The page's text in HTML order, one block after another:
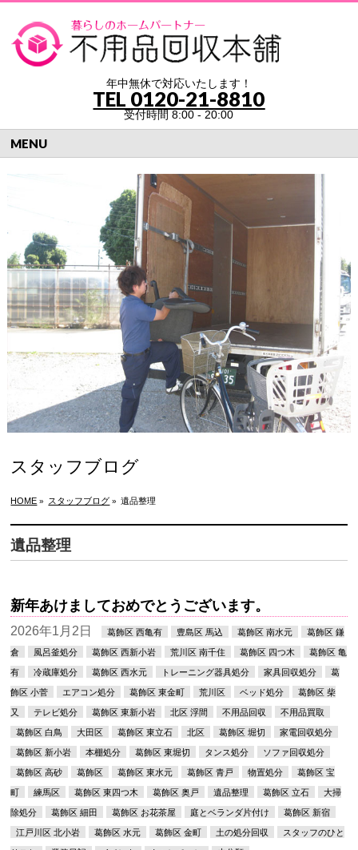
年中無休で対応いたします！
TEL 0120-21-8810
受付時間 8:00 - 20:00
MENU
スタッフブログ
HOME » スタッフブログ » 遺品整理
遺品整理
新年あけましておめでとうございます。
2026年1月2日 葛飾区 西亀有 豊島区 馬込 葛飾区 南水元 葛飾区 鎌
倉 風呂釜処分 葛飾区 西新小岩 荒川区 南千住 葛飾区 四つ木 葛飾区 亀
有 冷蔵庫処分 葛飾区 西水元 トレーニング器具処分 家具回収処分 葛
飾区 小菅 エアコン処分 葛飾区 東金町 荒川区 ベッド処分 葛飾区 柴
又 テレビ処分 葛飾区 東新小岩 北区 浮間 不用品回収 不用品買取
葛飾区 白鳥 大田区 葛飾区 東立石 北区 葛飾区 堀切 家電回収処分
葛飾区 新小岩 本棚処分 葛飾区 東堀切 タンス処分 ソファ回収処分
葛飾区 高砂 葛飾区 葛飾区 東水元 葛飾区 青戸 物置処分 葛飾区 宝
町 練馬区 葛飾区 東四つ木 葛飾区 奥戸 遺品整理 葛飾区 立石 大掃
除処分 葛飾区 細田 葛飾区 お花茶屋 庭とベランダ片付け 葛飾区 新宿
江戸川区 北小岩 葛飾区 水元 葛飾区 金町 土の処分回収 スタッフのひと